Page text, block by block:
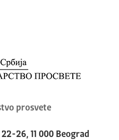
prosvete
26, 11 000 Beograd